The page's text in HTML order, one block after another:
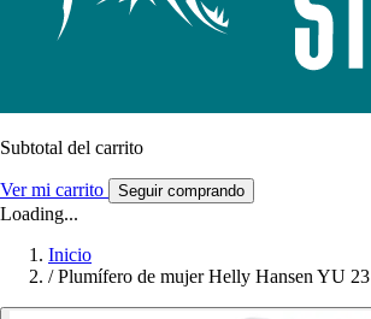
Subtotal del carrito
Ver mi carrito Seguir comprando
Loading...
Inicio
/ Plumífero de mujer Helly Hansen YU 23